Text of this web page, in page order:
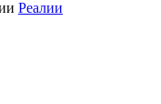
Реалии